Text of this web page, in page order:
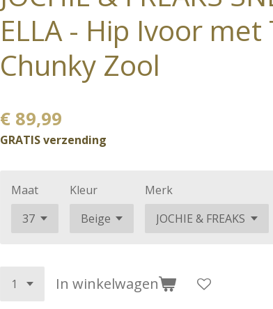
ELLA - Hip Ivoor
Chunky Zool
€ 89,99
GRATIS verzending
Maat Kleur Merk
In winkelwagen